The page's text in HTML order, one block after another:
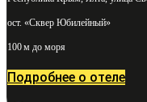
ост. «Сквер Юбилейный»
100 м до моря
Подробнее о отеле